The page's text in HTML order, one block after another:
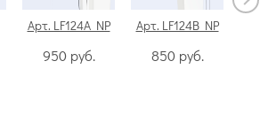
Арт. LF124A NP
950 руб.
Арт. LF124B NP
850 руб.